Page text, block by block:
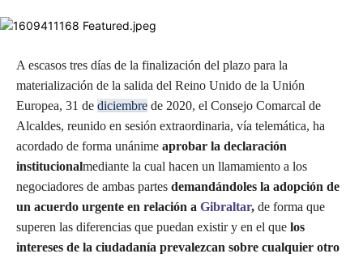
A escasos tres días de la finalización del plazo para la
materialización de la salida del Reino Unido de la Unión
Europea, 31 de diciembre de 2020, el Consejo Comarcal de
Alcaldes, reunido en sesión extraordinaria, vía telemática, ha
acordado de forma unánime aprobar la declaración
institucionalmediante la cual hacen un llamamiento a los
negociadores de ambas partes demandándoles la adopción de
un acuerdo urgente en relación a Gibraltar, de forma que
superen las diferencias que puedan existir y en el que los
intereses de la ciudadanía prevalezcan sobre cualquier otro